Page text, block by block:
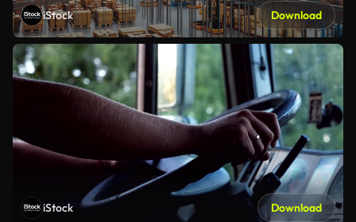
iStock Download
iStock Download